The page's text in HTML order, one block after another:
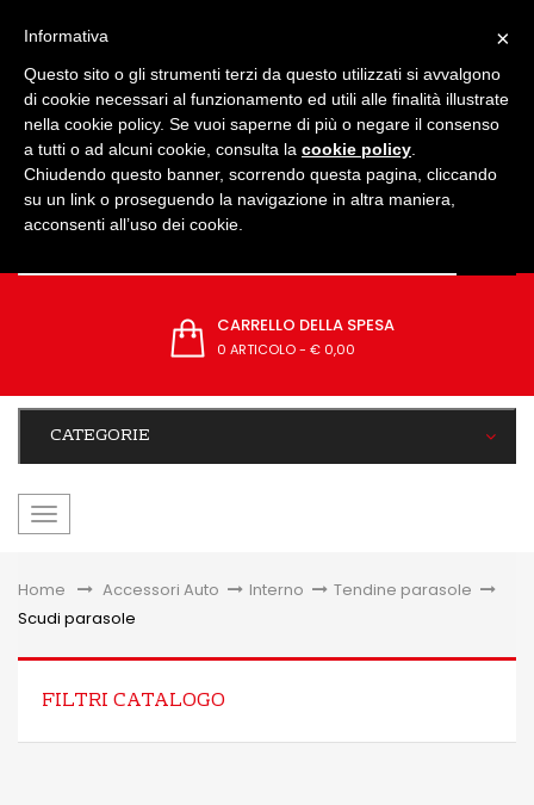
CARRELLO DELLA SPESA
0 ARTICOLO- € 0,00
CATEGORIE
navigazione
Home &gt;Accessori Auto > Interno > Tendine parasole >
Scudi parasole
FILTRI CATALOGO
×
Informativa
Questo sito o gli strumenti terzi da questo utilizzati si avvalgono
di cookie necessari al funzionamento ed utili alle finalità illustrate
nella cookie policy. Se vuoi saperne di più o negare il consenso
a tutti o ad alcuni cookie, consulta la cookie policy
Chiudendo questo banner, scorrendo questa pagina, cliccando
su un link o proseguendo la navigazione in altra maniera,
acconsenti all’uso dei cookie.